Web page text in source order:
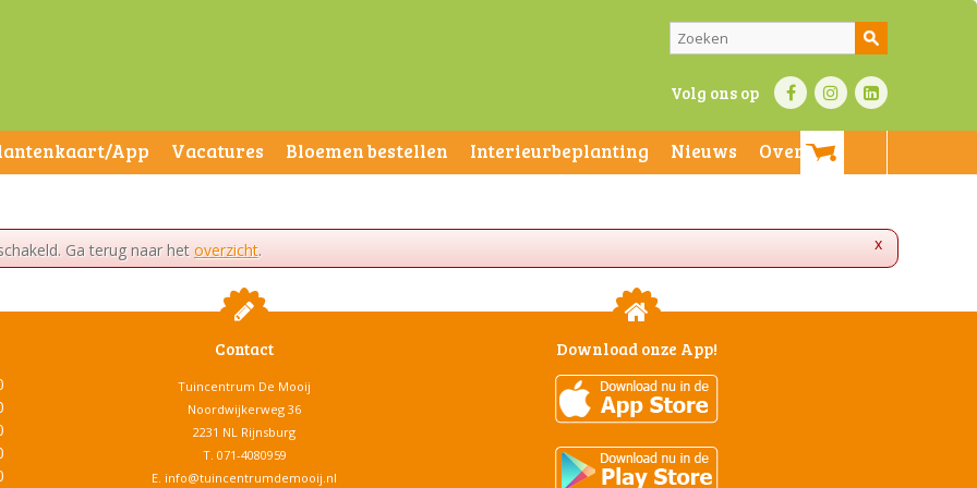
Volg ons op
App Vacatures Bloemen bestellen Interieurbeplanting Nieuws
Over ons
x
Ga terug naar het overzicht.
Contact
Tuincentrum De Mooij
Noordwijkerweg 36
2231 NL Rijnsburg
T. 071-4080959
E. info@tuincentrumdemooij.nl
Download onze App!